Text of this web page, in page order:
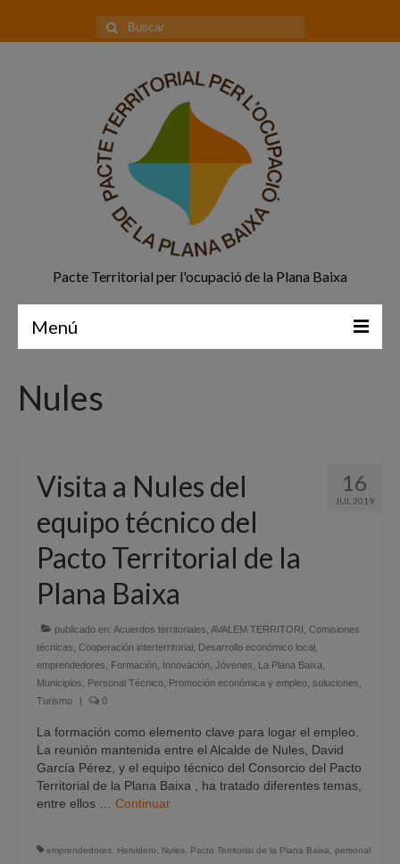
Buscar
por:
Pacte Territorial per l'ocupació de la Plana Baixa
Menú
Quiénes Somos
Proyectos finalizados
Comunicación
Sede Electrónica
Portal de empleo
Empleo Público
Buzón denuncias
Gastrofest
Información empresas incendio
Nules
16
JUL 2019
Visita a Nules del
equipo técnico del
Pacto Territorial de la
Plana Baixa
publicado en: Acuerdos territoriales AVALEM TERRITORI Comisiones
técnicas Cooperación interterritorial Desarrollo económico local
emprendedores
Formación Innovación Jóvenes La Plana Baixa
Municipios
Personal Técnico Promoción económica y empleo soluciones
Turismo
| 0
La formación como elemento clave para logar el empleo.
La reunión mantenida entre el Alcalde de Nules, David
García Pérez, y el equipo técnico del Consorcio del Pacto
Territorial de la Plana Baixa , ha tratado diferentes temas,
entre ellos … Continuar
emprendedores Hervidero Nules Pacto Territorial de la Plana Baixa
personal